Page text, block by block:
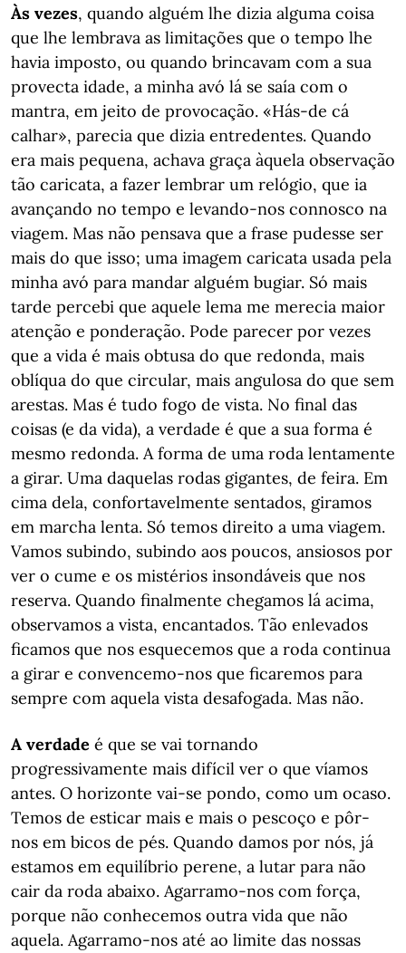
Às vezes, quando alguém lhe dizia alguma coisa
que lhe lembrava as limitações que o tempo lhe
havia imposto, ou quando brincavam com a sua
provecta idade, a minha avó lá se saía com o
mantra, em jeito de provocação. «Hás-de cá
calhar», parecia que dizia entredentes. Quando
era mais pequena, achava graça àquela observação
tão caricata, a fazer lembrar um relógio, que ia
avançando no tempo e levando-nos connosco na
viagem. Mas não pensava que a frase pudesse ser
mais do que isso; uma imagem caricata usada pela
minha avó para mandar alguém bugiar. Só mais
tarde percebi que aquele lema me merecia maior
atenção e ponderação. Pode parecer por vezes
que a vida é mais obtusa do que redonda, mais
oblíqua do que circular, mais angulosa do que sem
arestas. Mas é tudo fogo de vista. No final das
coisas (e da vida), a verdade é que a sua forma é
mesmo redonda. A forma de uma roda lentamente
a girar. Uma daquelas rodas gigantes, de feira. Em
cima dela, confortavelmente sentados, giramos
em marcha lenta. Só temos direito a uma viagem.
Vamos subindo, subindo aos poucos, ansiosos por
ver o cume e os mistérios insondáveis que nos
reserva. Quando finalmente chegamos lá acima,
observamos a vista, encantados. Tão enlevados
ficamos que nos esquecemos que a roda continua
a girar e convencemo-nos que ficaremos para
sempre com aquela vista desafogada. Mas não.
A verdade é que se vai tornando
progressivamente mais difícil ver o que víamos
antes. O horizonte vai-se pondo, como um ocaso.
Temos de esticar mais e mais o pescoço e pôr-
nos em bicos de pés. Quando damos por nós, já
estamos em equilíbrio perene, a lutar para não
cair da roda abaixo. Agarramo-nos com força,
porque não conhecemos outra vida que não
aquela. Agarramo-nos até ao limite das nossas